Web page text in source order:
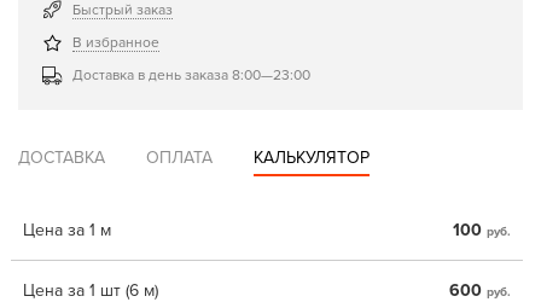
Быстрый заказ
В избранное
Доставка в день заказа 8:00—23:00
ДОСТАВКА ОПЛАТА КАЛЬКУЛЯТОР
Цена за 1 м 100 руб.
Цена за 1 шт (6 м) 600 руб.